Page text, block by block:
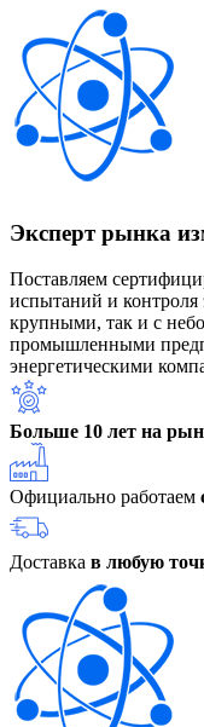
Эксперт рынка
Поставляем
испытаний и контроля
крупными, так и с
промышленными
энергетическими
Больше 10 лет на
Официально работаем
Доставка в любую